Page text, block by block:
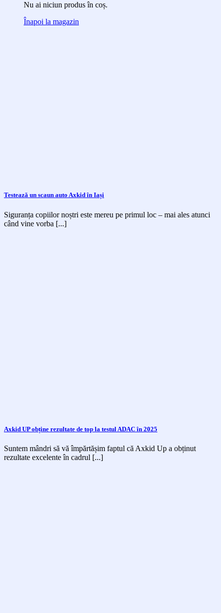
Nu ai niciun produs în coș.
Înapoi la magazin
Testează un scaun auto Axkid în Iași
Siguranța copiilor noștri este mereu pe primul loc – mai ales atunci
când vine vorba [...]
Axkid UP obține rezultate de top la testul ADAC în 2025
Suntem mândri să vă împărtășim faptul că Axkid Up a obținut
rezultate excelente în cadrul [...]